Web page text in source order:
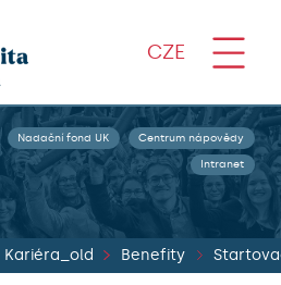
CZE
Nadační fond UK Centrum nápovědy
Intranet
Kariéra_old Benefity